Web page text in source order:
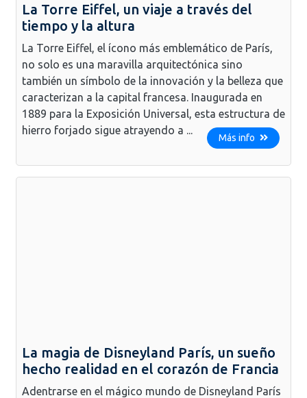
La Torre Eiffel, un viaje a través del
tiempo y la altura
La Torre Eiffel, el ícono más emblemático de París,
no solo es una maravilla arquitectónica sino
también un símbolo de la innovación y la belleza que
caracterizan a la capital francesa. Inaugurada en
1889 para la Exposición Universal, esta estructura de
hierro forjado sigue atrayendo a ...
Más info
La magia de Disneyland París, un sueño
hecho realidad en el corazón de Francia
Adentrarse en el mágico mundo de Disneyland París